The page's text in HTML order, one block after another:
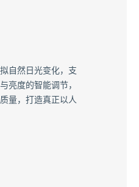
自然日光变化，支
亮度的智能调节，
量，打造真正以人